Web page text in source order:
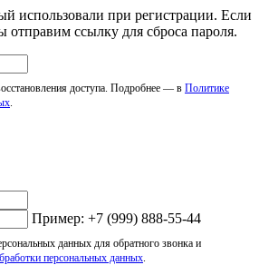
использовали при регистрации. Если
отправим ссылку для сброса пароля.
доступа. Подробнее — в Политике
.
Пример: +7 (999) 888-55-44
данных для обратного звонка и
персональных данных.